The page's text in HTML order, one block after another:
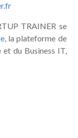
TRAINER se
, la plateforme de
et du Business IT,